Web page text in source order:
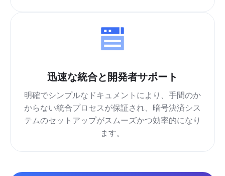
迅速な統合と開発者サポート
明確でシンプルなドキュメントにより、手間のか
からない統合プロセスが保証され、暗号決済シス
テムのセットアップがスムーズかつ効率的になり
ます。